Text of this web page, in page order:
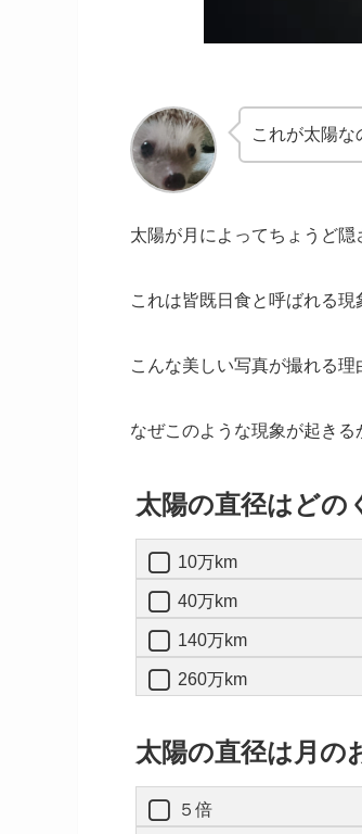
これが太陽な
太陽が月によってちょうど隠
これは皆既日食と呼ばれる現
こんな美しい写真が撮れる
なぜこのような現象が起きる
太陽の直径はどの
10万km
40万km
140万km
260万km
太陽の直径は月の
５倍